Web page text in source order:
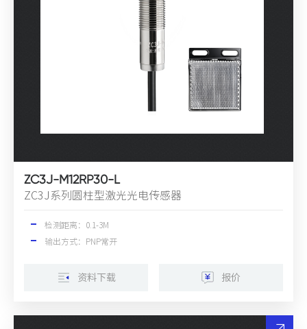
ZC3J-M12RP30-L
ZC3J系列圆柱型激光光电传感器
检测距离：0.1-3M
输出方式：PNP常开
资料下载 报价